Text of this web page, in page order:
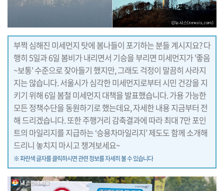
부쩍 심해진 미세먼지 탓에 봄나들이 포기하는 분들 계시지요? 다
행히 5일과 6일 봄비가 내리면서 기승을 부리면 미세먼지가 '좋음
~보통' 수준으로 잦아들기 했지만, 그래도 걱정이 말끔히 사라지
지는 않습니다. 서울시가 심각한 미세먼지로부터 시민 건강을 지
키기 위해 6일 봄철 미세먼지 대책을 발표했습니다. 가용 가능한
모든 정책수단을 동원하기로 했는데요, 자세한 내용 지금부터 전
해 드리겠습니다. 또한 주행거리 감축결과에 따라 최대 7만 포인
트의 마일리지를 지급하는 ‘승용차마일리지’ 제도도 함께 소개해
드리니 놓치지 마시고 챙겨보세요~
※ 파란색 글자를 클릭하시면 관련 정보를 자세히 볼 수 있습니다